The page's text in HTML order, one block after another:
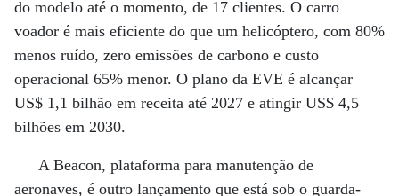
do modelo até o momento, de 17 clientes. O carro
voador é mais eficiente do que um helicóptero, com 80%
menos ruído, zero emissões de carbono e custo
operacional 65% menor. O plano da EVE é alcançar
US$ 1,1 bilhão em receita até 2027 e atingir US$ 4,5
bilhões em 2030.
A Beacon, plataforma para manutenção de
aeronaves, é outro lançamento que está sob o guarda-